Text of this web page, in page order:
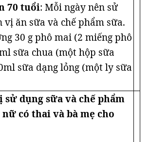
70 tuổi: Mỗi ngày nên sử
vị ăn sữa và chế phẩm sữa.
30 g phô mai (2 miếng phô
sữa chua (một hộp sữa
sữa dạng lỏng (một ly sữa
sử dụng sữa và chế phẩm
có thai và bà mẹ cho